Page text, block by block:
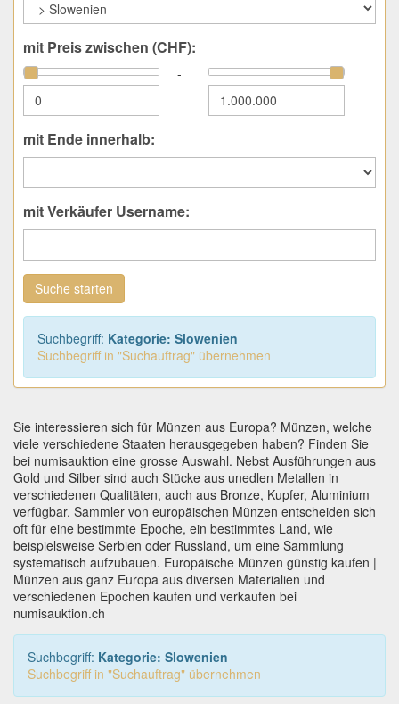
mit Preis zwischen (CHF):
-
mit Ende innerhalb:
mit Verkäufer Username:
Suche starten
Suchbegriff: Kategorie: Slowenien
Suchbegriff in "Suchauftrag" übernehmen
Sie interessieren sich für Münzen aus Europa? Münzen, welche
viele verschiedene Staaten herausgegeben haben? Finden Sie
bei numisauktion eine grosse Auswahl. Nebst Ausführungen aus
Gold und Silber sind auch Stücke aus unedlen Metallen in
verschiedenen Qualitäten, auch aus Bronze, Kupfer, Aluminium
verfügbar. Sammler von europäischen Münzen entscheiden sich
oft für eine bestimmte Epoche, ein bestimmtes Land, wie
beispielsweise Serbien oder Russland, um eine Sammlung
systematisch aufzubauen. Europäische Münzen günstig kaufen |
Münzen aus ganz Europa aus diversen Materialien und
verschiedenen Epochen kaufen und verkaufen bei
numisauktion.ch
Suchbegriff: Kategorie: Slowenien
Suchbegriff in "Suchauftrag" übernehmen